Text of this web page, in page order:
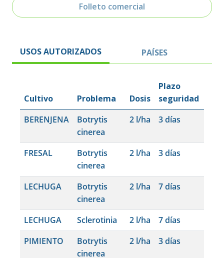
Folleto comercial
USOS AUTORIZADOS PAÍSES
Cultivo Problema Dosis
Plazo
seguridad
BERENJENA
Botrytis
cinerea
2 l/ha 3 días
FRESAL
Botrytis
cinerea
2 l/ha 3 días
LECHUGA
Botrytis
cinerea
2 l/ha 7 días
LECHUGA Sclerotinia 2 l/ha
7 días
PIMIENTO
Botrytis
cinerea
2 l/ha 3 días